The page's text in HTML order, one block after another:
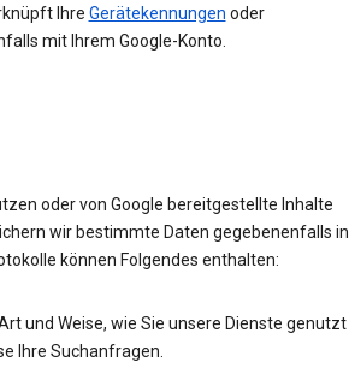
Ihre Gerätekennungen oder
mit Ihrem Google-Konto.
oder von Google bereitgestellte Inhalte
wir bestimmte Daten gegebenenfalls in
können Folgendes enthalten:
und Weise, wie Sie unsere Dienste genutzt
Ihre Suchanfragen.